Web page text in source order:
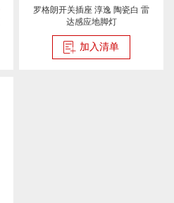
罗格朗开关插座 淳逸 陶瓷白 雷
达感应地脚灯
加入清单